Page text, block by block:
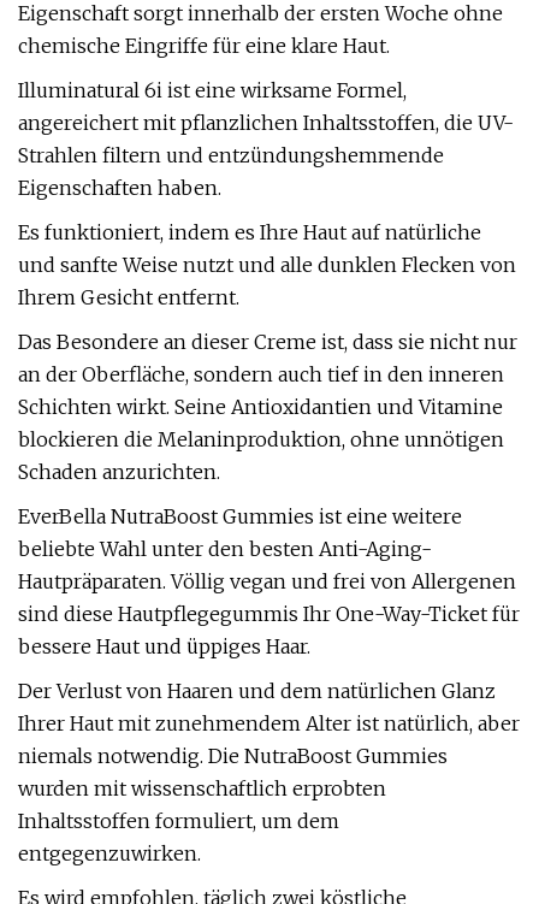
Eigenschaft sorgt innerhalb der ersten Woche ohne
chemische Eingriffe für eine klare Haut.
Illuminatural 6i ist eine wirksame Formel,
angereichert mit pflanzlichen Inhaltsstoffen, die UV-
Strahlen filtern und entzündungshemmende
Eigenschaften haben.
Es funktioniert, indem es Ihre Haut auf natürliche
und sanfte Weise nutzt und alle dunklen Flecken von
Ihrem Gesicht entfernt.
Das Besondere an dieser Creme ist, dass sie nicht nur
an der Oberfläche, sondern auch tief in den inneren
Schichten wirkt. Seine Antioxidantien und Vitamine
blockieren die Melaninproduktion, ohne unnötigen
Schaden anzurichten.
EverBella NutraBoost Gummies ist eine weitere
beliebte Wahl unter den besten Anti-Aging-
Hautpräparaten. Völlig vegan und frei von Allergenen
sind diese Hautpflegegummis Ihr One-Way-Ticket für
bessere Haut und üppiges Haar.
Der Verlust von Haaren und dem natürlichen Glanz
Ihrer Haut mit zunehmendem Alter ist natürlich, aber
niemals notwendig. Die NutraBoost Gummies
wurden mit wissenschaftlich erprobten
Inhaltsstoffen formuliert, um dem
entgegenzuwirken.
Es wird empfohlen, täglich zwei köstliche